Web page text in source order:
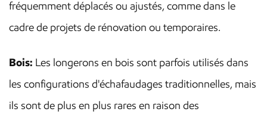
fréquemment déplacés ou ajustés, comme dans le
cadre de projets de rénovation ou temporaires.
Bois: Les longerons en bois sont parfois utilisés dans
les configurations d'échafaudages traditionnelles, mais
ils sont de plus en plus rares en raison des